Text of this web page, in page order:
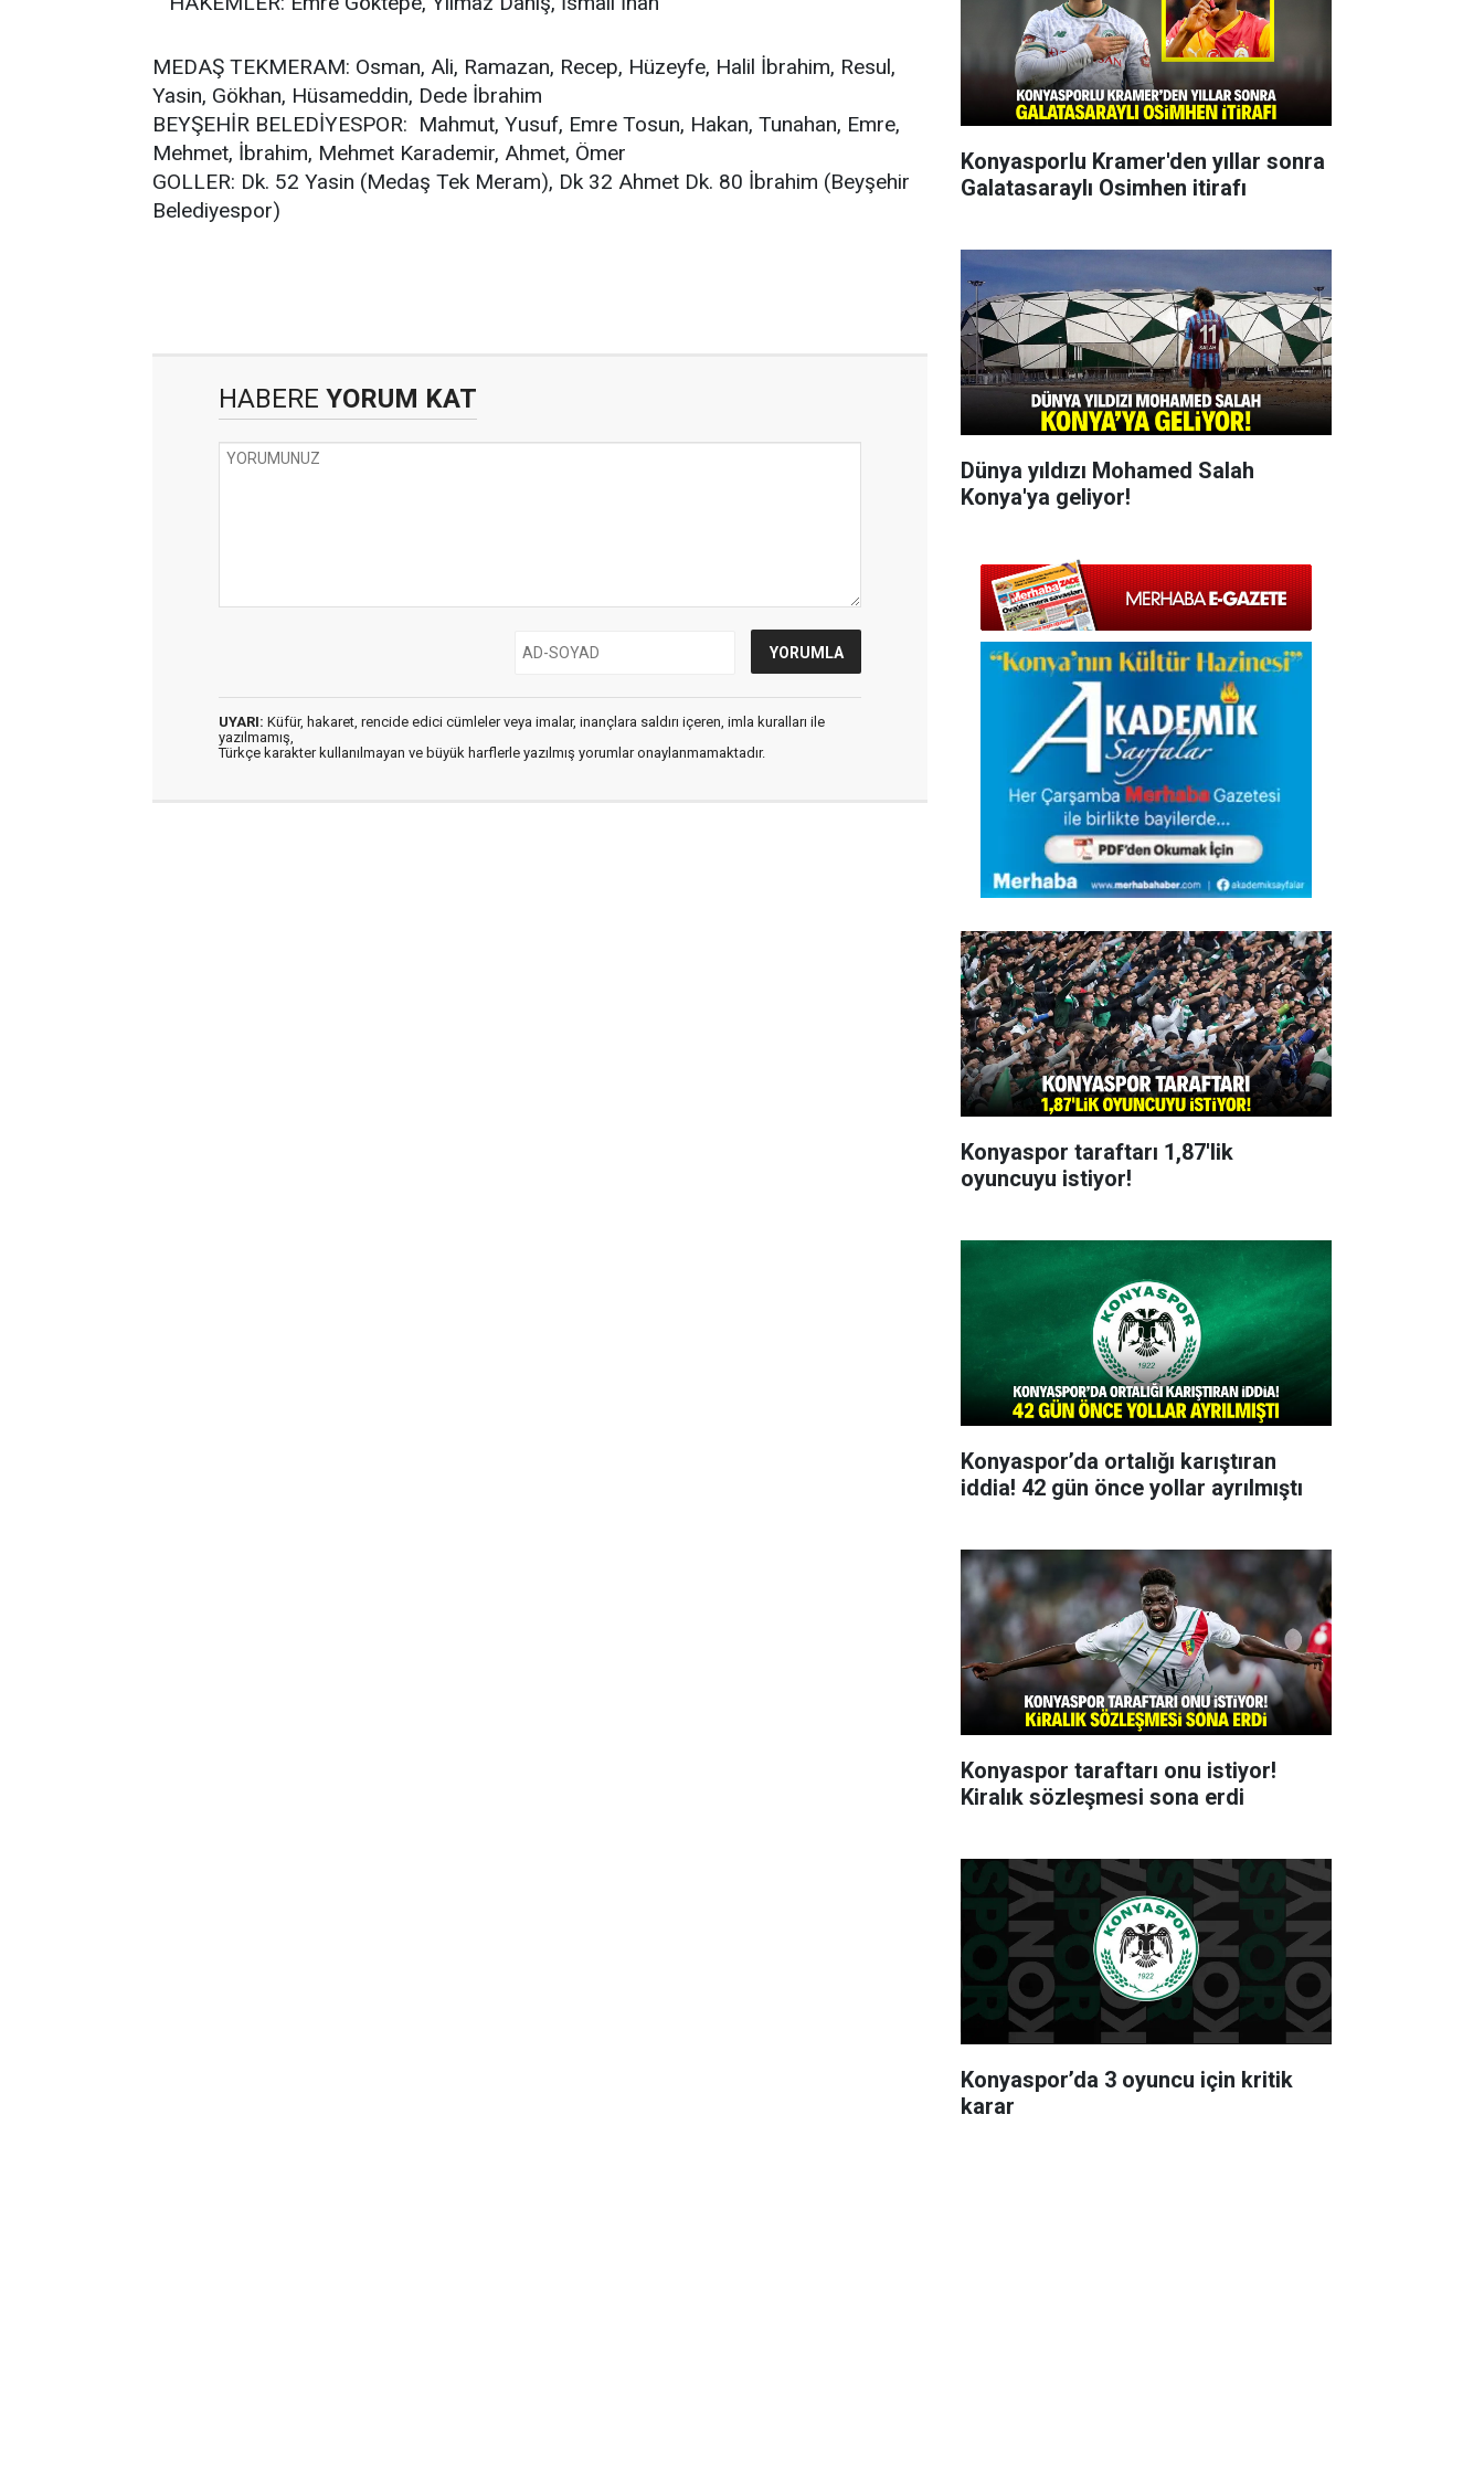
MEDAŞ TEKMERAM: Osman, Ali, Ramazan, Recep, Hüzeyfe, Halil İbrahim, Resul,
Yasin, Gökhan, Hüsameddin, Dede İbrahim
BEYŞEHİR BELEDİYESPOR: Mahmut, Yusuf, Emre Tosun, Hakan, Tunahan, Emre,
Mehmet, İbrahim, Mehmet Karademir, Ahmet, Ömer
GOLLER: Dk. 52 Yasin (Medaş Tek Meram), Dk 32 Ahmet Dk. 80 İbrahim (Beyşehir
Belediyespor)
HABERE YORUM KAT
UYARI: Küfür, hakaret, rencide edici cümleler veya imalar, inançlara saldırı içeren, imla kuralları ile
yazılmamış,
Türkçe karakter kullanılmayan ve büyük harflerle yazılmış yorumlar onaylanmamaktadır.
Konyasporlu Kramer'den yıllar sonra
Galatasaraylı Osimhen itirafı
Dünya yıldızı Mohamed Salah
Konya'ya geliyor!
Konyaspor taraftarı 1,87'lik
oyuncuyu istiyor!
Konyaspor’da ortalığı karıştıran
iddia! 42 gün önce yollar ayrılmıştı
Konyaspor taraftarı onu istiyor!
Kiralık sözleşmesi sona erdi
Konyaspor’da 3 oyuncu için kritik
karar